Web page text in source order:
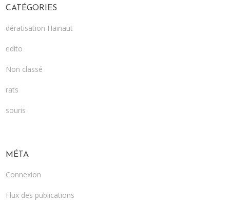
CATÉGORIES
dératisation Hainaut
edito
Non classé
rats
souris
MÉTA
Connexion
Flux des publications